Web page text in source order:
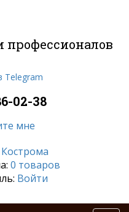
профессионалов
Telegram
02-38
мне
Кострома
0 товаров
Войти